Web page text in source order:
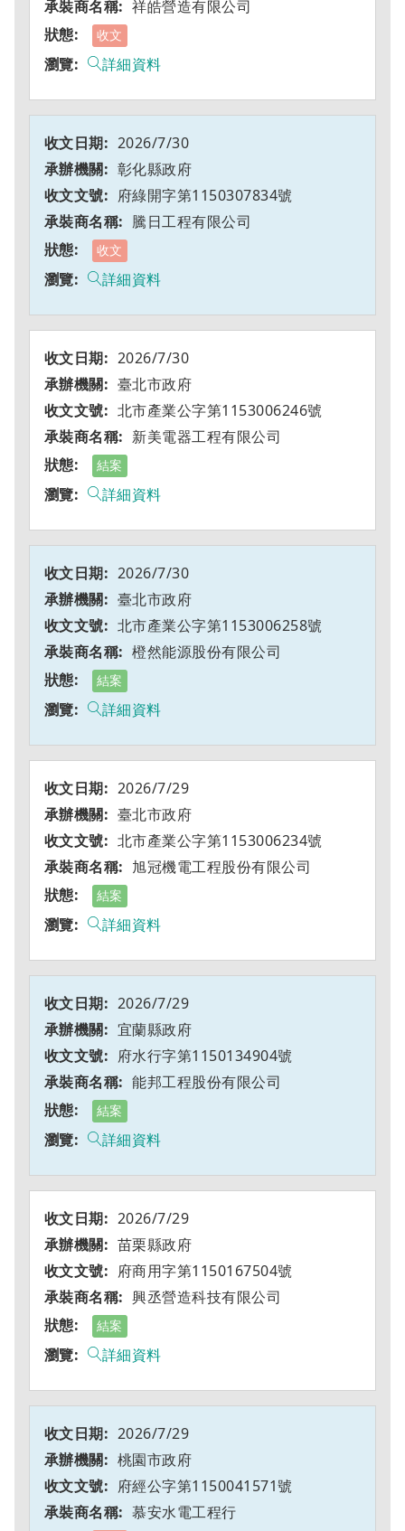
祥皓營造有限公司
收文
詳細資料
2026/7/30
彰化縣政府
府綠開字第1150307834號
騰日工程有限公司
收文
詳細資料
2026/7/30
臺北市政府
北市產業公字第1153006246號
新美電器工程有限公司
結案
詳細資料
2026/7/30
臺北市政府
北市產業公字第1153006258號
橙然能源股份有限公司
結案
詳細資料
2026/7/29
臺北市政府
北市產業公字第1153006234號
旭冠機電工程股份有限公司
結案
詳細資料
2026/7/29
宜蘭縣政府
府水行字第1150134904號
能邦工程股份有限公司
結案
詳細資料
2026/7/29
苗栗縣政府
府商用字第1150167504號
興丞營造科技有限公司
結案
詳細資料
2026/7/29
桃園市政府
府經公字第1150041571號
慕安水電工程行